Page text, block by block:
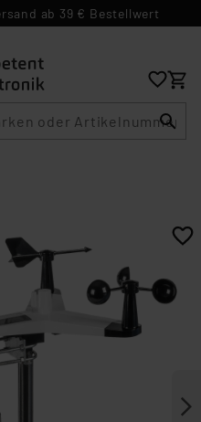
ab 39 € Bestellwert